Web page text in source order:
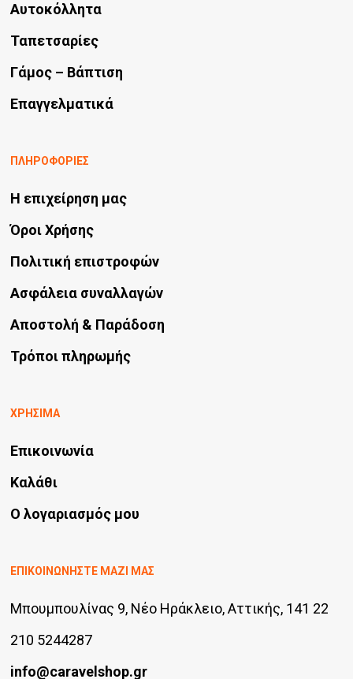
Αυτοκόλλητα
Ταπετσαρίες
Γάμος – Βάπτιση
Επαγγελματικά
ΠΛΗΡΟΦΟΡΙΕΣ
Η επιχείρηση μας
Όροι Χρήσης
Πολιτική επιστροφών
Ασφάλεια συναλλαγών
Αποστολή & Παράδοση
Τρόποι πληρωμής
ΧΡΗΣΙΜΑ
Επικοινωνία
Καλάθι
Ο λογαριασμός μου
ΕΠΙΚΟΙΝΩΝΗΣΤΕ ΜΑΖΙ ΜΑΣ
Μπουμπουλίνας 9, Νέο Ηράκλειο, Αττικής, 141 22
210 5244287
info@caravelshop.gr